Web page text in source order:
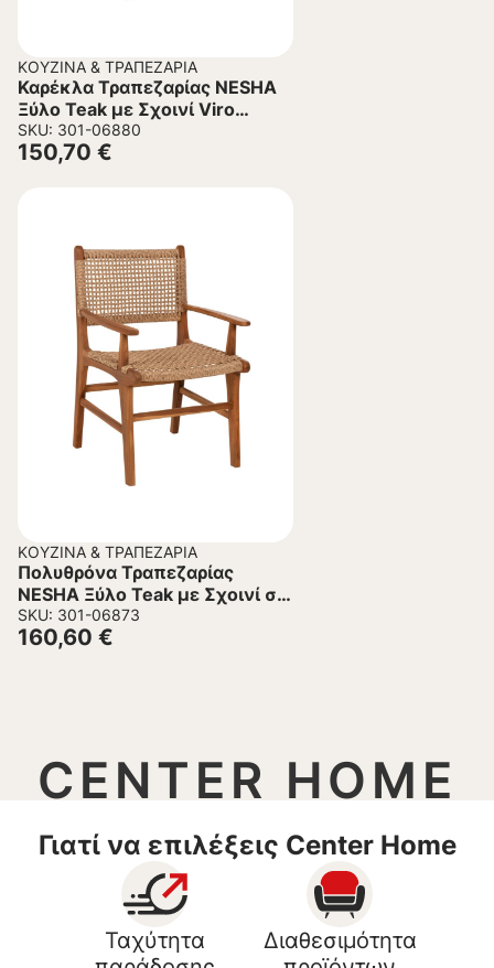
ΚΟΥΖΊΝΑ & ΤΡΑΠΕΖΑΡΊΑ
Καρέκλα Τραπεζαρίας NESHA
Ξύλο Teak με Σχοινί Viro
50x56x85Υεκ.
SKU: 301-06880
150,70 €
ΚΟΥΖΊΝΑ & ΤΡΑΠΕΖΑΡΊΑ
Πολυθρόνα Τραπεζαρίας
NESHA Ξύλο Teak με Σχοινί σε
Φυσικό 57,5x59x90Υεκ.
SKU: 301-06873
160,60 €
CENTER HOME
Γιατί να επιλέξεις Center Home
Ταχύτητα
Διαθεσιμότητα